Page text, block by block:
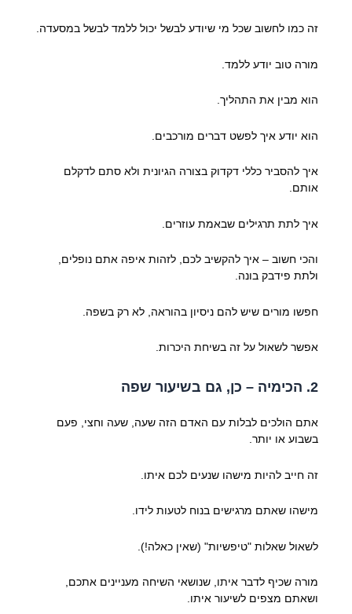
זה כמו לחשוב שכל מי שיודע לבשל יכול ללמד לבשל במסעדה.
מורה טוב יודע ללמד.
הוא מבין את התהליך.
הוא יודע איך לפשט דברים מורכבים.
איך להסביר כללי דקדוק בצורה הגיונית ולא סתם לדקלם
אותם.
איך לתת תרגילים שבאמת עוזרים.
והכי חשוב – איך להקשיב לכם, לזהות איפה אתם נופלים,
ולתת פידבק בונה.
חפשו מורים שיש להם ניסיון בהוראה, לא רק בשפה.
אפשר לשאול על זה בשיחת היכרות.
2. הכימיה – כן, גם בשיעור שפה
אתם הולכים לבלות עם האדם הזה שעה, שעה וחצי, פעם
בשבוע או יותר.
זה חייב להיות מישהו שנעים לכם איתו.
מישהו שאתם מרגישים בנוח לטעות לידו.
לשאול שאלות "טיפשיות" (שאין כאלה!).
מורה שכיף לדבר איתו, שנושאי השיחה מעניינים אתכם,
ושאתם מצפים לשיעור איתו.